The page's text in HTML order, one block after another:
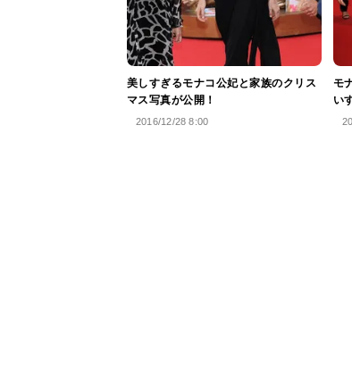
美しすぎるモナコ公妃と家族のクリス
マス写真が公開！
2016/12/28 8:00
モ
い